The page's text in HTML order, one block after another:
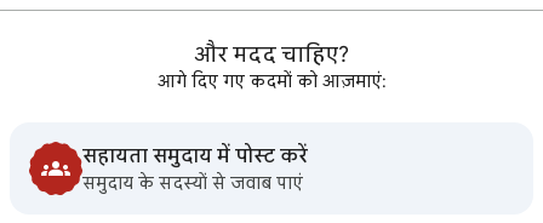
और मदद चाहिए?
आगे दिए गए कदमों को आज़माएं:
सहायता समुदाय में पोस्ट करें
समुदाय के सदस्यों से जवाब पाएं